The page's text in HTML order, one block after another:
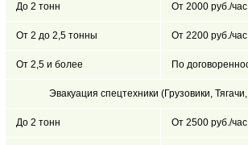
До 2 тонн От 2000 руб./час
От 2 до 2,5 тонны От 2200 руб./час
От 2,5 и более По
Эвакуация спецтехники (Грузовики,
До 2 тонн От 2500 руб./час